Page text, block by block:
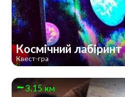
Космічний лабіринт
Квест-гра
3.15 км